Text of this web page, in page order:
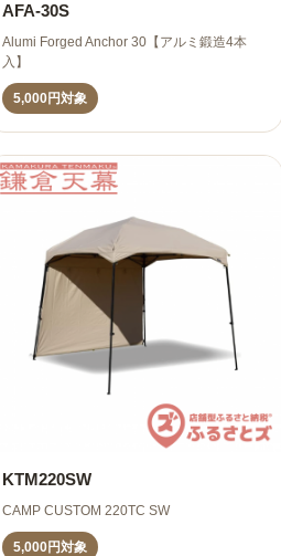
AFA-30S
Alumi Forged Anchor 30【アルミ鍛造4本
入】
5,000円対象
KTM220SW
CAMP CUSTOM 220TC SW
5,000円対象